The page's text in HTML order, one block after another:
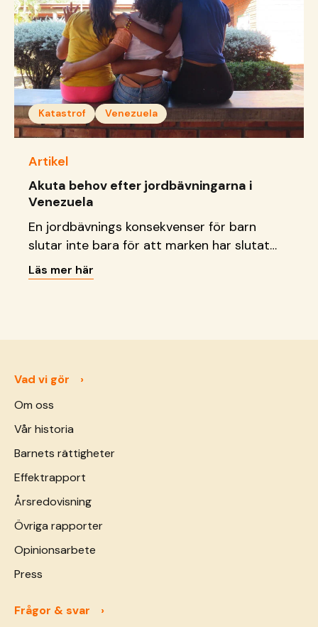
Katastrof Venezuela
Artikel
Akuta behov efter jordbävningarna i
Venezuela
En jordbävnings konsekvenser för barn
slutar inte bara för att marken har slutat
att skaka. Läs vad vi gör just nu.
Läs mer här
Vad vi gör
Om oss
Vår historia
Barnets rättigheter
Effektrapport
Årsredovisning
Övriga rapporter
Opinionsarbete
Press
Frågor & svar